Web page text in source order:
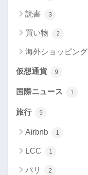
読書 3
買い物 2
海外ショッピング
仮想通貨 9
国際ニュース 1
旅行 9
Airbnb 1
LCC 1
パリ 2